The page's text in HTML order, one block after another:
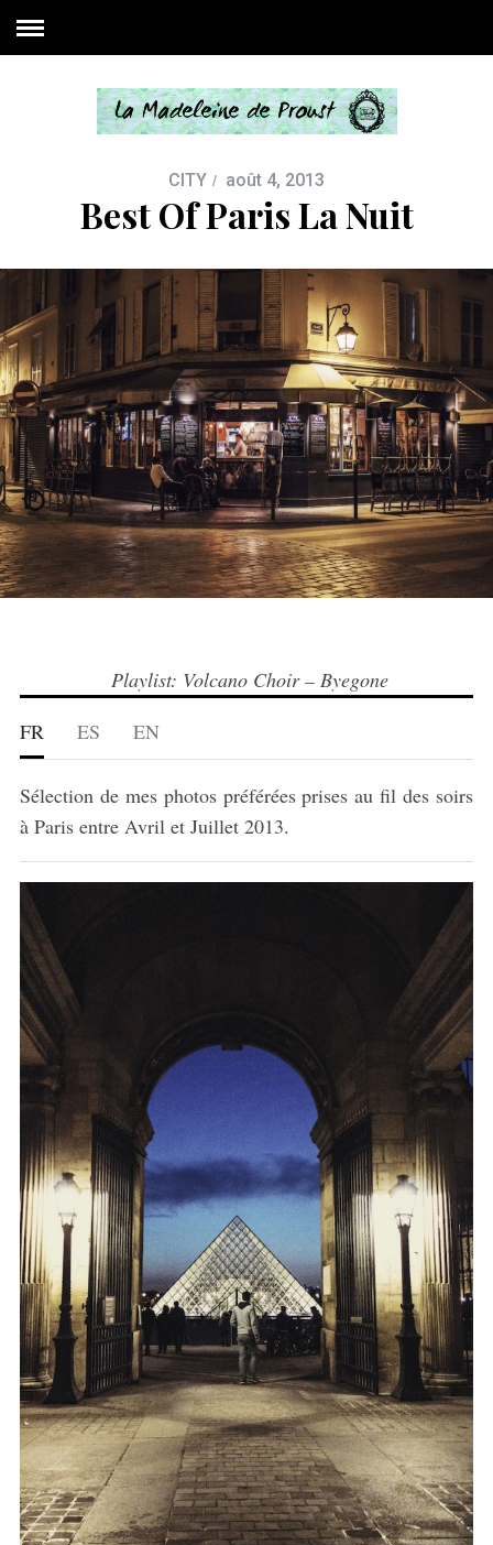
CITY août 4, 2013
Best Of Paris La Nuit
Playlist: Volcano Choir – Byegone
FR
ES EN
Sélection de mes photos préférées prises au fil des soirs
à Paris entre Avril et Juillet 2013.